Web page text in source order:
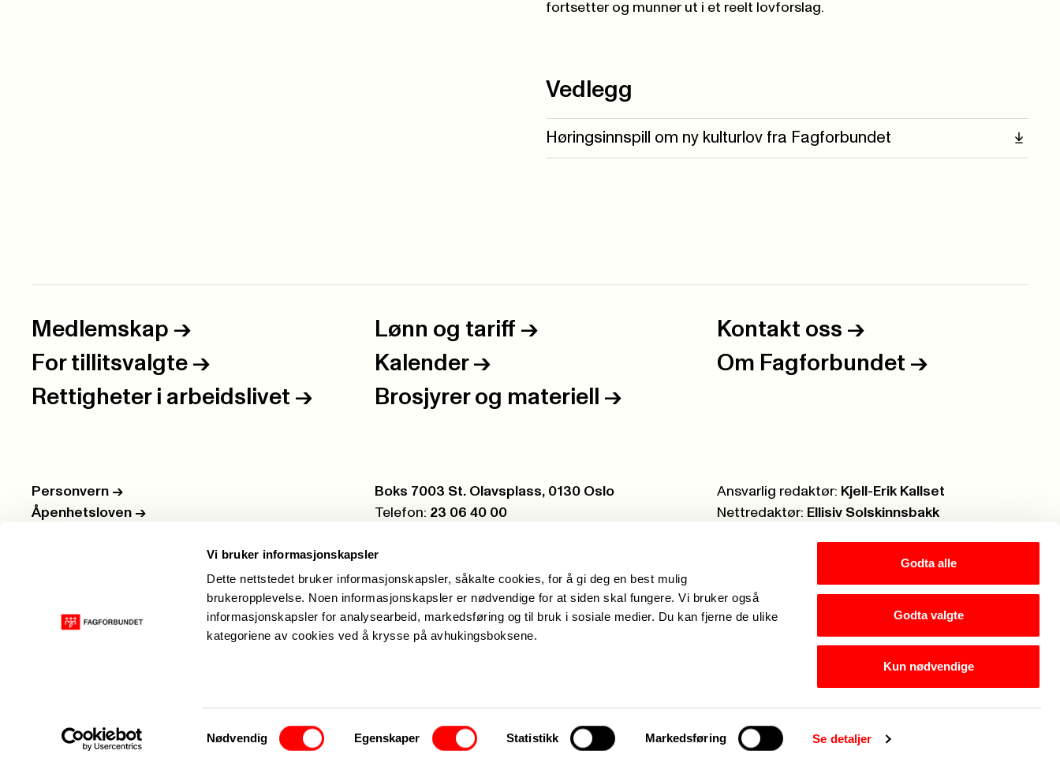
Vi bruker informasjonskapsler
Dette nettstedet bruker informasjonskapsler, såkalte cookies, for å gi deg en best mulig
brukeropplevelse. Noen informasjonskapsler er nødvendige for at siden skal fungere. Vi bruker også
informasjonskapsler for analysearbeid, markedsføring og til bruk i sosiale medier. Du kan fjerne de ulike
kategoriene av cookies ved å krysse på avhukingsboksene.
Samtykkevalg
Nødvendig Egenskaper Statistikk Markedsføring Se detaljer
Godta alle
Godta valgte
Kun nødvendige
fortsetter og munner ut i et reelt lovforslag.
Vedlegg
Høringsinnspill om ny kulturlov fra Fagforbundet
Hei, jeg er Fagforbundets chatbot. Hva kan jeg hjelpe med?
Medlemskap -> Lønn og tariff -> Kontakt oss ->
For tillitsvalgte -> Kalender -> Om Fagforbundet ->
Rettigheter i arbeidslivet -> Brosjyrer og materiell ->
Personvern ->
Åpenhetsloven ->
Postboks:
Boks 7003 St. Olavsplass, 0130 Oslo
Telefon: 23 06 40 00
Ansvarlig redaktør: Kjell-Erik Kallset
Nettredaktør: Ellisiv Solskinnsbakk